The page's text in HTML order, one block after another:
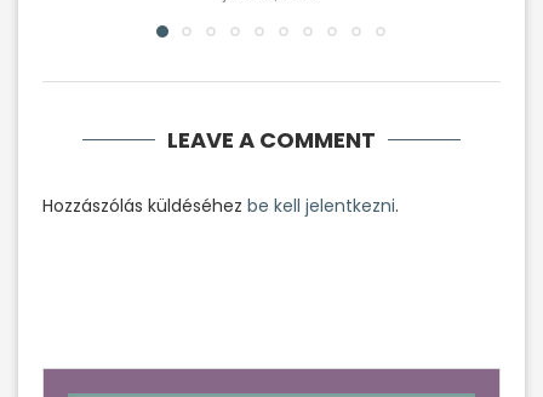
LEAVE A COMMENT
Hozzászólás küldéséhez be kell jelentkezni.